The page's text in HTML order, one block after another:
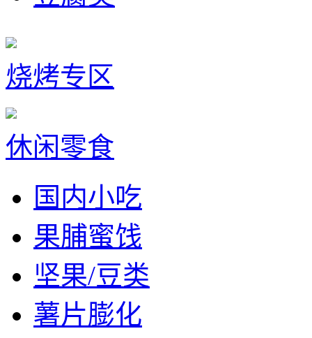
烧烤专区
休闲零食
国内小吃
果脯蜜饯
坚果/豆类
薯片膨化